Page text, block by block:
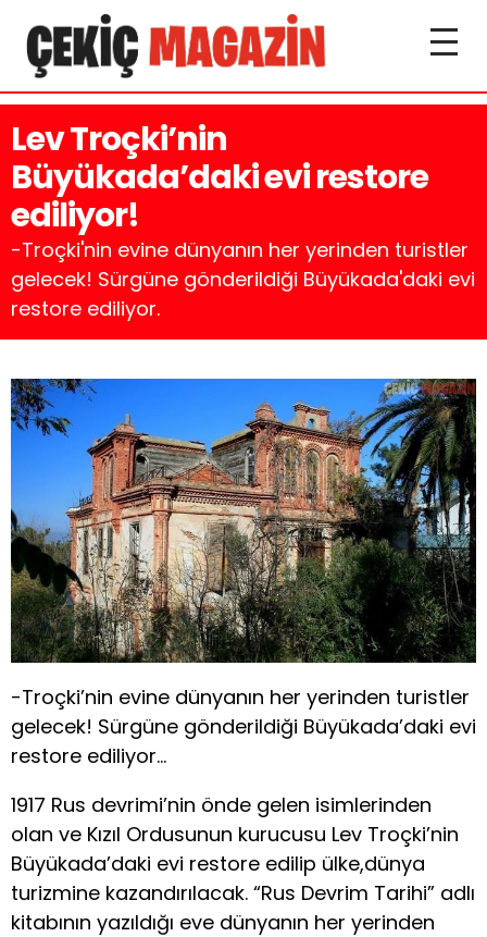
Lev Troçki’nin
Büyükada’daki evi restore
ediliyor!
-Troçki'nin evine dünyanın her yerinden turistler
gelecek! Sürgüne gönderildiği Büyükada'daki evi
restore ediliyor.
-Troçki’nin evine dünyanın her yerinden turistler
gelecek! Sürgüne gönderildiği Büyükada’daki evi
restore ediliyor…
1917 Rus devrimi’nin önde gelen isimlerinden
olan ve Kızıl Ordusunun kurucusu Lev Troçki’nin
Büyükada’daki evi restore edilip ülke,dünya
turizmine kazandırılacak. “Rus Devrim Tarihi” adlı
kitabının yazıldığı eve dünyanın her yerinden